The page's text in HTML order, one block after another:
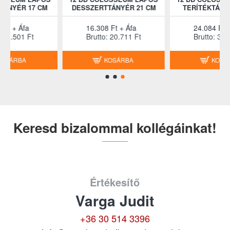
DESSZERTTÁNYÉR 21 CM
Brutto: 20.711 Ft
TERÍTÉKTÁNYÉR 25 CM
Brutto: 30.587 Ft
Keresd bizalommal kollégáinkat!
Értékesítő
Varga Judit
+36 30 514 3396